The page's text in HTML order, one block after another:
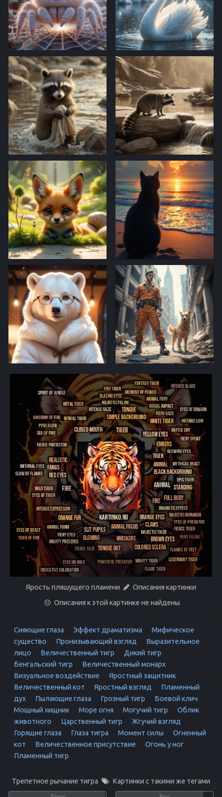
Ярость пляшущего пламени
Описания картинки
Описания к этой картинке не найдены
Сияющие глаза Эффект драматизма
Мифическое
существо
Пронизывающий взгляд
Выразительное
лицо
Величественный тигр
Дикий тигр
Бенгальский тигр
Величественный монарх
Визуальное воздействие
Яростный защитник
Величественный кот
Яростный взгляд
Пламенный
дух
Пылающие глаза Грозный тигр
Боевой клич
Мощный хищник
Море огня Могучий тигр
Облик
животного
Царственный тигр
Жгучий взгляд
Горящие глаза
Глаза тигра Момент силы
Огненный
кот
Величественное присутствие
Огонь у ног
Пламенный тигр
Трепетное рычание тигра Картинки с такими же тегами